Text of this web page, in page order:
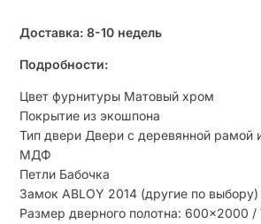
Доставка: 8-10 недель
Подробности:
Цвет фурнитуры Матовый хром
Покрытие из экошпона
Тип двери Двери с деревянной рамой
МДФ
Петли Бабочка
Замок ABLOY 2014 (другие по выбору)
Размер дверного полотна: 600×2000